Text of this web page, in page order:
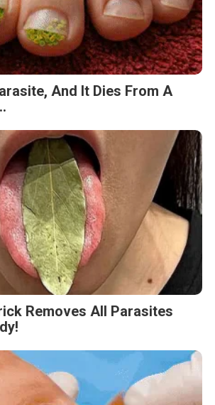
And It Dies From A
Removes All Parasites